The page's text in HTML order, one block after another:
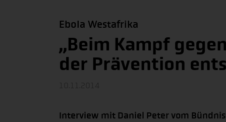
Ebola Westafrika
„Beim Kampf
der Prävention
Interview mit Daniel Peter vom